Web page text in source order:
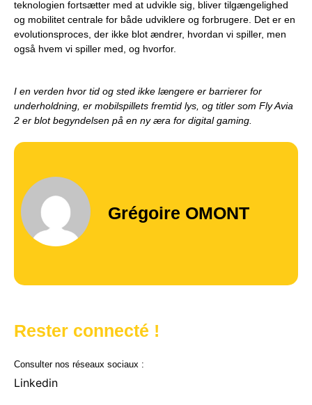
teknologien fortsætter med at udvikle sig, bliver tilgængelighed
og mobilitet centrale for både udviklere og forbrugere. Det er en
evolutionsproces, der ikke blot ændrer, hvordan vi spiller, men
også hvem vi spiller med, og hvorfor.
I en verden hvor tid og sted ikke længere er barrierer for
underholdning, er mobilspillets fremtid lys, og titler som Fly Avia
2 er blot begyndelsen på en ny æra for digital gaming.
Grégoire OMONT
Rester connecté !
Consulter nos réseaux sociaux :
Linkedin